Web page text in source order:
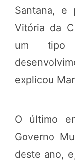
Santana, e
Vitória da
um tipo
explicou
O último
Governo
deste ano,